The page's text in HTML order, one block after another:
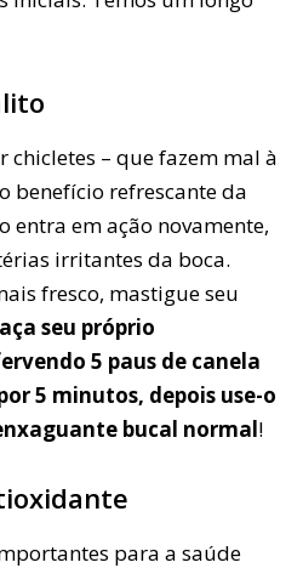
chicletes – que fazem mal à
benefício refrescante da
entra em ação novamente,
irritantes da boca.
fresco, mastigue seu
seu próprio
5 paus de canela
5 minutos, depois use-o
bucal normal!
para a saúde